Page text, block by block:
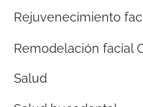
Rejuvenecimiento
Remodelación facial
Salud